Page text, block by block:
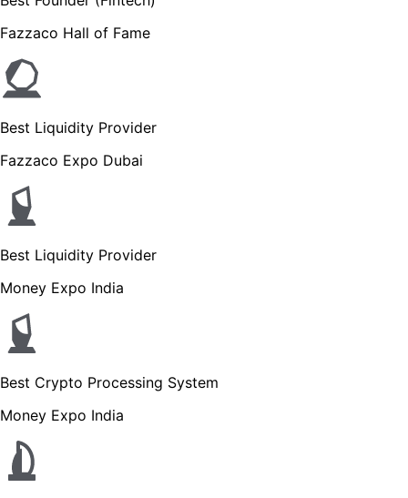
Fazzaco Hall of Fame
Best Liquidity Provider
Fazzaco Expo Dubai
Best Liquidity Provider
Money Expo India
Best Crypto Processing System
Money Expo India